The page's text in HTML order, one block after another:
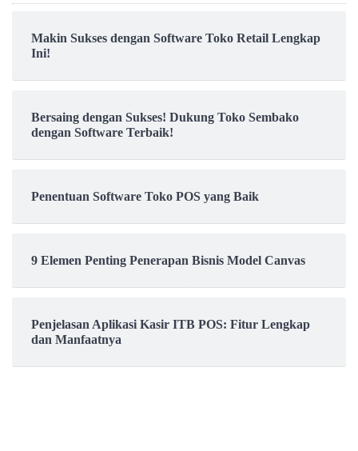
Makin Sukses dengan Software Toko Retail Lengkap
Ini!
Bersaing dengan Sukses! Dukung Toko Sembako
dengan Software Terbaik!
Penentuan Software Toko POS yang Baik
9 Elemen Penting Penerapan Bisnis Model Canvas
Penjelasan Aplikasi Kasir ITB POS: Fitur Lengkap
dan Manfaatnya